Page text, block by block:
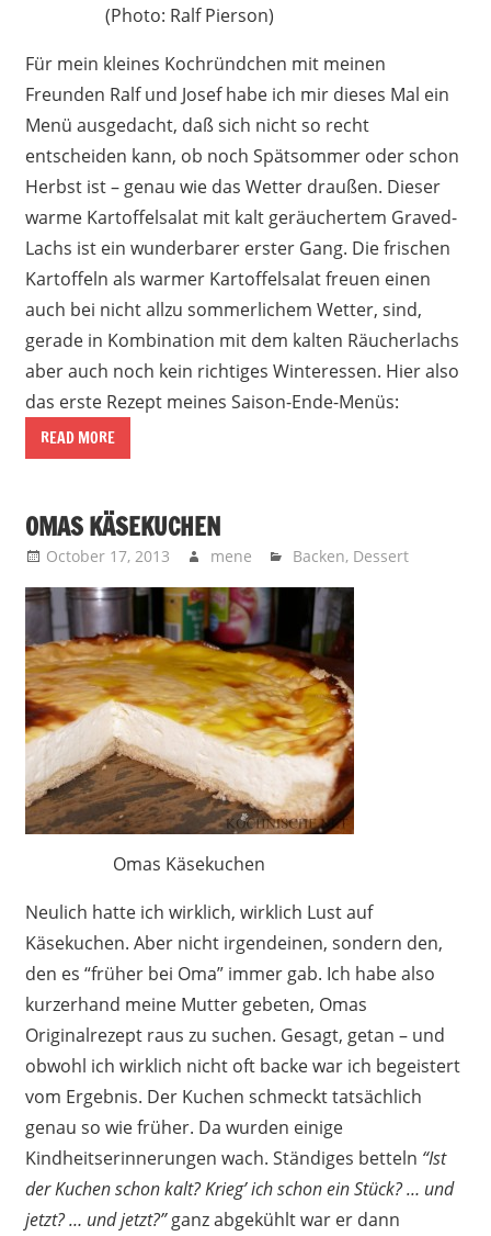
(Photo: Ralf Pierson)
Für mein kleines Kochründchen mit meinen
Freunden Ralf und Josef habe ich mir dieses Mal ein
Menü ausgedacht, daß sich nicht so recht
entscheiden kann, ob noch Spätsommer oder schon
Herbst ist – genau wie das Wetter draußen. Dieser
warme Kartoffelsalat mit kalt geräuchertem Graved-
Lachs ist ein wunderbarer erster Gang. Die frischen
Kartoffeln als warmer Kartoffelsalat freuen einen
auch bei nicht allzu sommerlichem Wetter, sind,
gerade in Kombination mit dem kalten Räucherlachs
aber auch noch kein richtiges Winteressen. Hier also
das erste Rezept meines Saison-Ende-Menüs:
READ MORE
OMAS KÄSEKUCHEN
October 17, 2013 mene Backen, Dessert
Omas Käsekuchen
Neulich hatte ich wirklich, wirklich Lust auf
Käsekuchen. Aber nicht irgendeinen, sondern den,
den es “früher bei Oma” immer gab. Ich habe also
kurzerhand meine Mutter gebeten, Omas
Originalrezept raus zu suchen. Gesagt, getan – und
obwohl ich wirklich nicht oft backe war ich begeistert
vom Ergebnis. Der Kuchen schmeckt tatsächlich
genau so wie früher. Da wurden einige
Kindheitserinnerungen wach. Ständiges betteln “Ist
der Kuchen schon kalt? Krieg’ ich schon ein Stück? … und
jetzt? … und jetzt?”ganz abgekühlt war er dann